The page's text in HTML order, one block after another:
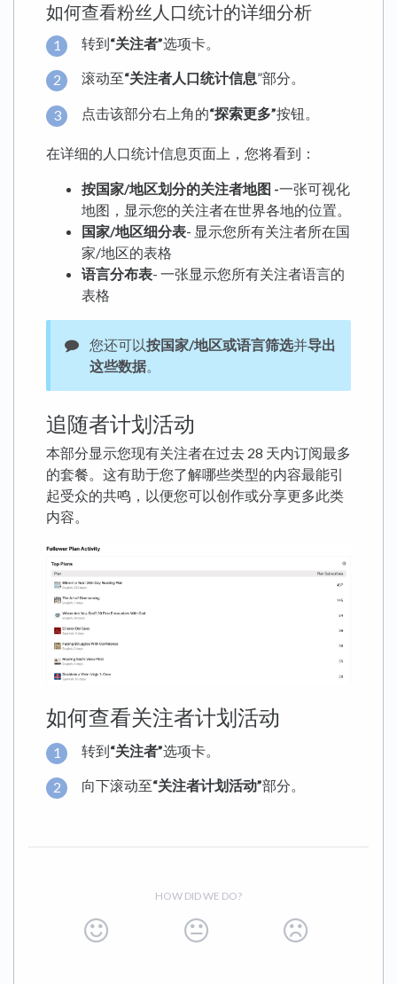
如何查看粉丝人口统计的详细分析
转到“关注者”选项卡。
滚动至“关注者人口统计信息”部分。
点击该部分右上角的“探索更多”按钮。
在详细的人口统计信息页面上，您将看到：
按国家/地区划分的关注者地图 -一张可视化
地图，显示您的关注者在世界各地的位置。
国家/地区细分表- 显示您所有关注者所在国
家/地区的表格
语言分布表- 一张显示您所有关注者语言的
表格
您还可以按国家/地区或语言筛选并导出
这些数据
追随者计划活动
本部分显示您现有关注者在过去 28 天内订阅最多
的套餐。这有助于您了解哪些类型的内容最能引
起受众的共鸣，以便您可以创作或分享更多此类
内容。
如何查看关注者计划活动
转到“关注者”选项卡。
向下滚动至“关注者计划活动”部分。
HOW DID WE DO?